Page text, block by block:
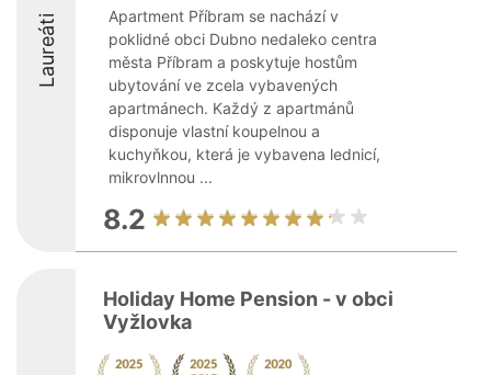
Laureáti
Apartment Příbram se nachází v
poklidné obci Dubno nedaleko centra
města Příbram a poskytuje hostům
ubytování ve zcela vybavených
apartmánech. Každý z apartmánů
disponuje vlastní koupelnou a
kuchyňkou, která je vybavena lednicí,
mikrovlnnou ...
8.2
Holiday Home Pension - v obci
Vyžlovka